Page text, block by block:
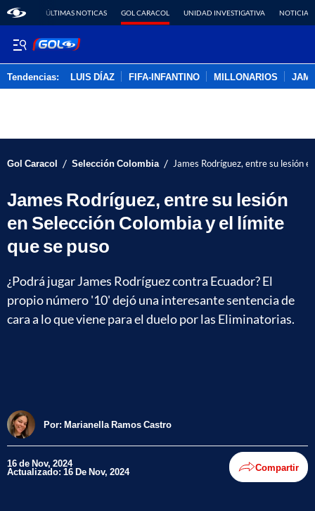
ÚLTIMAS NOTICAS GOL CARACOL UNIDAD INVESTIGATIVA NOTICIAS
Tendencias: LUIS DÍAZ FIFA-INFANTINO MILLONARIOS
Gol Caracol / Selección Colombia / James Rodríguez, entre su lesión
James Rodríguez, entre su lesión
en Selección Colombia y el límite
que se puso
¿Podrá jugar James Rodríguez contra Ecuador? El
propio número '10' dejó una interesante sentencia de
cara a lo que viene para el duelo por las Eliminatorias.
Por: Marianella Ramos Castro
16 de Nov, 2024
Actualizado: 16 De Nov, 2024 Compartir